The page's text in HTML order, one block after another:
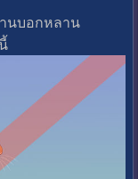
นบอกหลาน